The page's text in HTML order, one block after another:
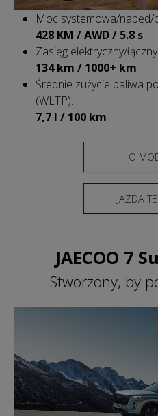
Moc systemowa/napęd/
428 KM / AWD / 5.8 s
Zasięg elektryczny/
134 km / 1000+ km
Średnie zużycie paliwa
(WLTP):
7,7 l / 100 km
O
JAZDA
JAECOO 7
Stworzony, by